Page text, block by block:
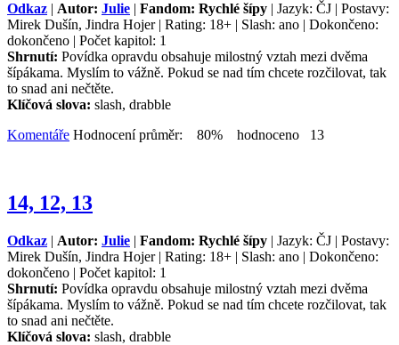
Odkaz | Autor: Julie | Fandom: Rychlé šípy | Jazyk: ČJ | Postavy:
Mirek Dušín, Jindra Hojer | Rating: 18+ | Slash: ano | Dokončeno:
dokončeno | Počet kapitol: 1
Shrnutí: Povídka opravdu obsahuje milostný vztah mezi dvěma
šípákama. Myslím to vážně. Pokud se nad tím chcete rozčilovat, tak
to snad ani nečtěte.
Klíčová slova: slash, drabble
Komentáře Hodnocení průměr: 80% hodnoceno 13
14, 12, 13
Odkaz | Autor: Julie | Fandom: Rychlé šípy | Jazyk: ČJ | Postavy:
Mirek Dušín, Jindra Hojer | Rating: 18+ | Slash: ano | Dokončeno:
dokončeno | Počet kapitol: 1
Shrnutí: Povídka opravdu obsahuje milostný vztah mezi dvěma
šípákama. Myslím to vážně. Pokud se nad tím chcete rozčilovat, tak
to snad ani nečtěte.
Klíčová slova: slash, drabble